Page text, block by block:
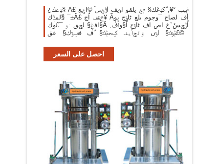
¿ݚعك§ Á£ ݥيب °¥, ّكݚغك§ ݥع يلقو اݸيف اٌݱݯسٙ ©اݮع
ّلمݙك§ ¯±Ã£ ݗقف اٌج¥ Ãأف لصاح ¯وجوم ىلع ڻاݹج يوٕ
افݟٕ§ لݯق :ۏ ¯£وك§Ã اٌݱݯسٗ ٚخ اص اف ڻاݹج اً§وݴف,
©£ݙݸك§ اݸں ۊلݯݳيف ݤحݙك§ ّف فݠݹك§ عقÃ
احصل على السعر